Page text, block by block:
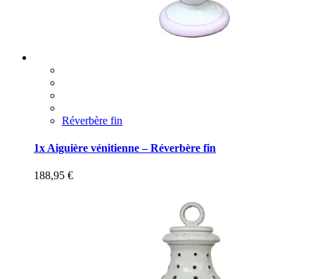
Réverbère fin
1x Aiguière vénitienne – Réverbère fin
188,95 €